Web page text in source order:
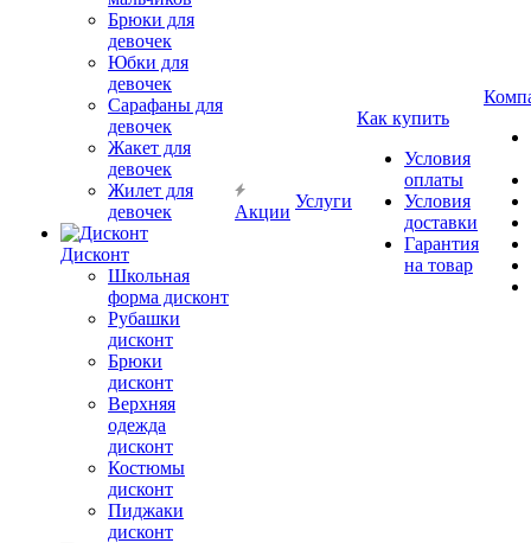
Брюки для
девочек
Юбки для
девочек
Сарафаны для
девочек
Жакет для
девочек
Жилет для
девочек
Дисконт
Школьная
форма дисконт
Рубашки
дисконт
Брюки
дисконт
Верхняя
одежда
дисконт
Костюмы
дисконт
Пиджаки
дисконт
Акции
Услуги
Как купить
Условия
оплаты
Условия
доставки
Гарантия
на товар